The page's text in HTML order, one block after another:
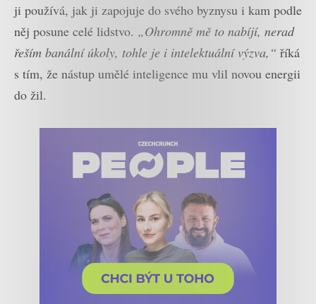
ji používá, jak ji zapojuje do svého byznysu i kam podle
něj posune celé lidstvo. „Ohromně mě to nabíjí, nerad
řeším banální úkoly, tohle je i intelektuální výzva,“ říká
s tím, že nástup umělé inteligence mu vlil novou energii
do žil.